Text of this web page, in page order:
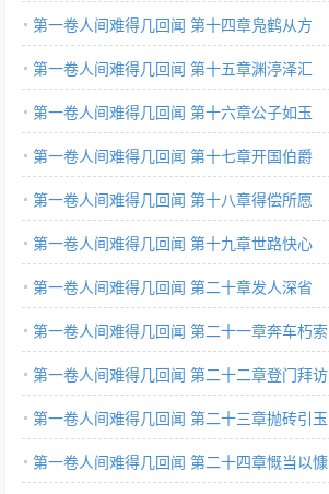
第一卷人间难得几回闻 第十四章凫鹤从方
第一卷人间难得几回闻 第十五章渊渟泽汇
第一卷人间难得几回闻 第十六章公子如玉
第一卷人间难得几回闻 第十七章开国伯爵
第一卷人间难得几回闻 第十八章得偿所愿
第一卷人间难得几回闻 第十九章世路快心
第一卷人间难得几回闻 第二十章发人深省
第一卷人间难得几回闻 第二十一章奔车朽索
第一卷人间难得几回闻 第二十二章登门拜访
第一卷人间难得几回闻 第二十三章抛砖引玉
第一卷人间难得几回闻 第二十四章慨当以慷